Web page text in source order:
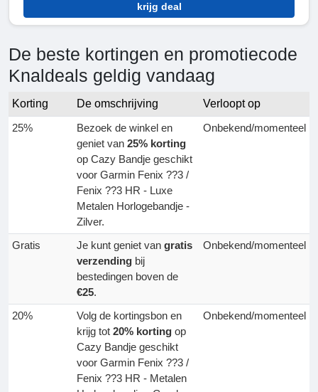
krijg deal
De beste kortingen en promotiecode
Knaldeals geldig vandaag
Korting De omschrijving
Verloopt op
25%
Bezoek de winkel en
geniet van 25% korting
op Cazy Bandje geschikt
voor Garmin Fenix ??3 /
Fenix ??3 HR - Luxe
Metalen Horlogebandje -
Zilver.
Onbekend/momenteel
Gratis Je kunt geniet van gratis
verzending bij
bestedingen boven de
€25.
Onbekend/momenteel
20%
Volg de kortingsbon en
krijg tot 20% korting op
Cazy Bandje geschikt
voor Garmin Fenix ??3 /
Fenix ??3 HR - Metalen
Onbekend/momenteel